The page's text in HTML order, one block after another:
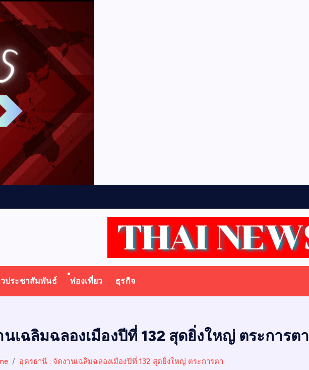
ประชาสัมพันธ์ ท่องเที่ยว ธุรกิจ
เฉลิมฉลองเมืองปีที่ 132 สุดยิ่งใหญ่ ตระการตา
อุดรธานี : จัดงานเฉลิมฉลองเมืองปีที่ 132 สุดยิ่งใหญ่ ตระการตา